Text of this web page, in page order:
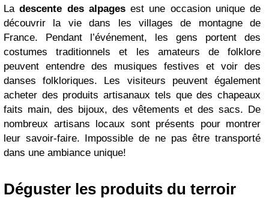
Ladescente des alpagesest une occasion unique de
découvrir la vie dans les villages de montagne de
France. Pendant l’événement, les gens portent des
costumes traditionnels et les amateurs de folklore
peuvent entendre des musiques festives et voir des
danses folkloriques. Les visiteurs peuvent également
acheter des produits artisanaux tels que des chapeaux
faits main, des bijoux, des vêtements et des sacs. De
nombreux artisans locaux sont présents pour montrer
leur savoir-faire. Impossible de ne pas être transporté
dans une ambiance unique!
Déguster les produits du terroir